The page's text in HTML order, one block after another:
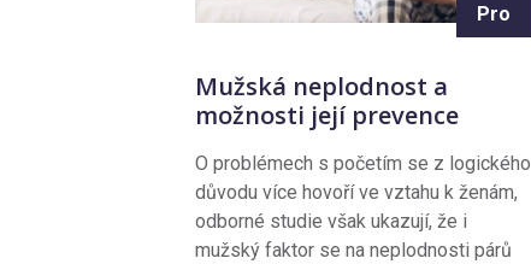
Pro
Mužská neplodnost a
možnosti její prevence
O problémech s početím se z logického
důvodu více hovoří ve vztahu k ženám,
odborné studie však ukazují, že i
mužský faktor se na neplodnosti párů